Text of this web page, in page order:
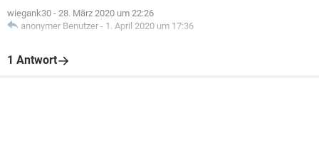
wiegank30 - 28. März 2020 um 22:26
anonymer Benutzer - 1. April 2020 um 17:36
1 Antwort